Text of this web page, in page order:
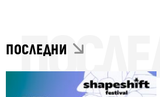
ПОСЛЕДНИ